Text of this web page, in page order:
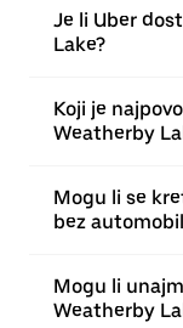
Je li Uber
Lake?
Koji je
Weatherby
Mogu li se
bez
Mogu li
Weatherby